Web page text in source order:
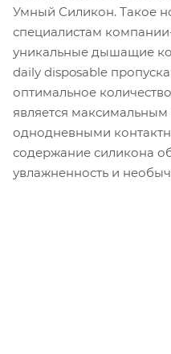
Умный Силикон. Такое
специалистам
уникальные дышащие
daily disposable
оптимальное
является
однодневными
содержание силикона
увлажненность и